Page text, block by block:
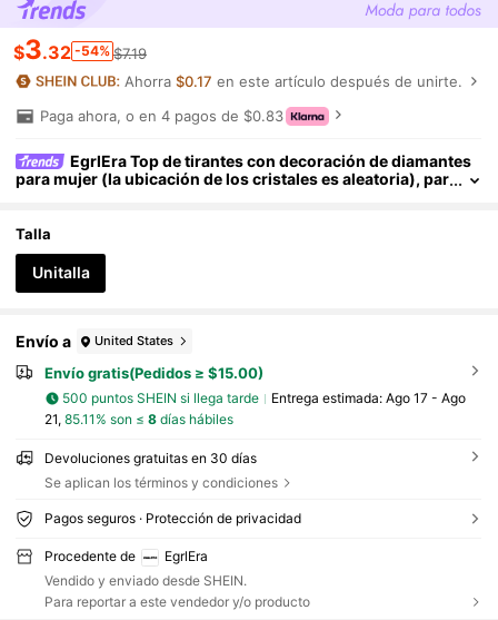
$3.32 -54% $7.19
Ahorra$0.17 en este artículo después de unirte.
Paga ahora, o en 4 pagos de $0.83
EgrlEra Top de tirantes con decoración de diamantes
para mujer (la ubicación de los cristales es aleatoria), par
Talla
Unitalla
Envío a United States
Envío gratis(Pedidos ≥ $15.00)
500 puntos SHEIN si llega tarde Entrega estimada: Ago 17 - Ago
21, 85.11% son ≤ 8días hábiles
Devoluciones gratuitas en 30 días
Se aplican los términos y condiciones
Pagos seguros · Protección de privacidad
Procedente de
EgrlEra
Vendido y enviado desde SHEIN.
Para reportar a este vendedor y/o producto